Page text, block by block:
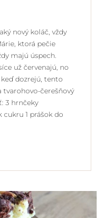
nový koláč, vždy
ktorá pečie
majú úspech.
už červenajú, no
dozrejú, tento
tvarohovo-čerešňový
3 hrnčeky
1 prášok do